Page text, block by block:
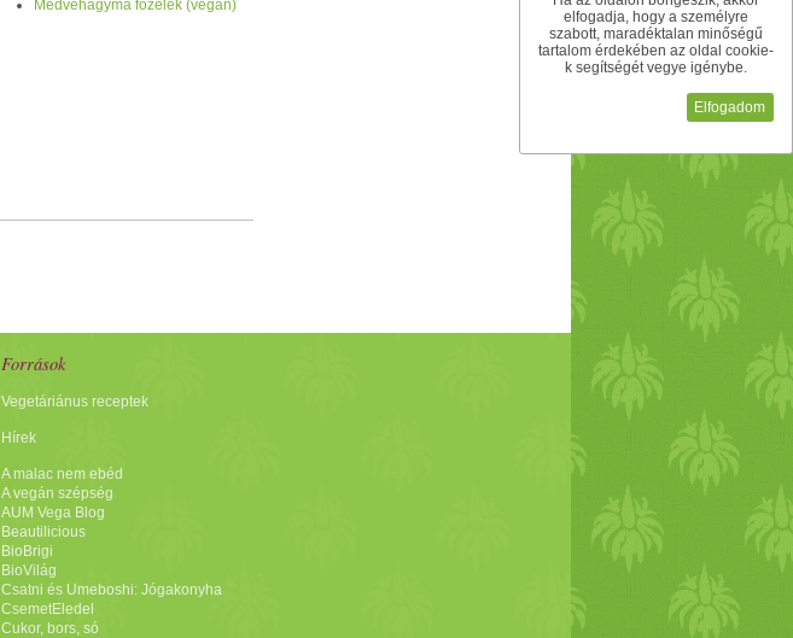
Medvehagyma főzelék (vegán)
Források
Vegetáriánus receptek
Hírek
A malac nem ebéd
A vegán szépség
AUM Vega Blog
Beautilicious
BioBrigi
BioVilág
Csatni és Umeboshi: Jógakonyha
CsemetEledel
Cukor, bors, só
elfogadja, hogy a személyre
szabott, maradéktalan minőségű
tartalom érdekében az oldal cookie-
k segítségét vegye igénybe.
Elfogadom